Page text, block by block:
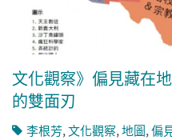
文化觀察》偏見藏在
的雙面刃
李根芳,文化觀察,地圖,偏